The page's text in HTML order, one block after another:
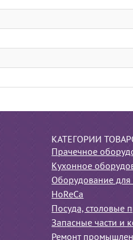
КАТЕГОРИИ
Прачечное
Кухонное
Оборудование для
HoReCa
Посуда, столовые
Запасные части и
Ремонт